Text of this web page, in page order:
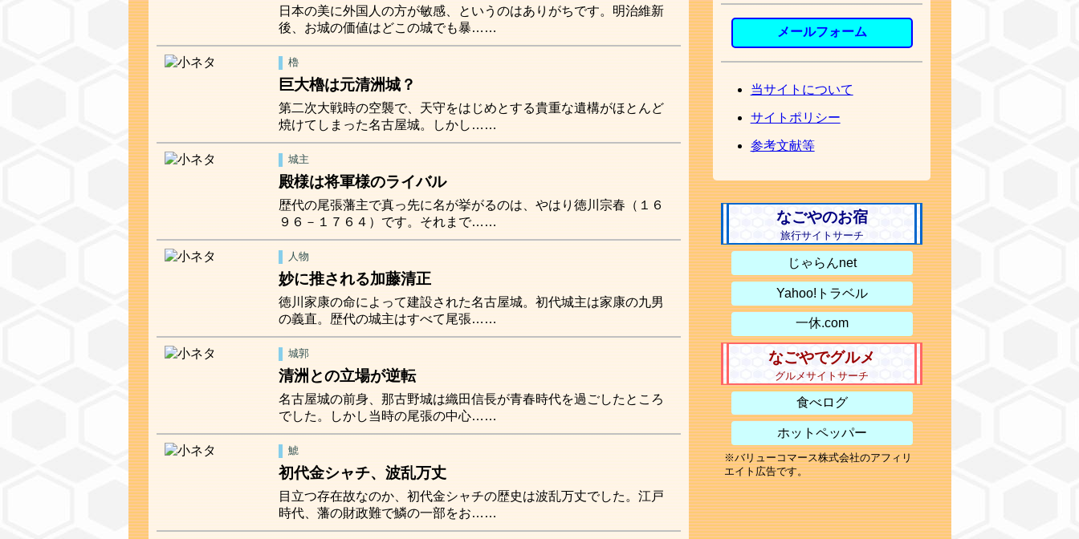
日本の美に外国人の方が敏感、というのはありがちです。明治維新
後、お城の価値はどこの城でも暴……
櫓
巨大櫓は元清洲城？
第二次大戦時の空襲で、天守をはじめとする貴重な遺構がほとんど
焼けてしまった名古屋城。しかし……
城主
殿様は将軍様のライバル
歴代の尾張藩主で真っ先に名が挙がるのは、やはり徳川宗春（１６
９６－１７６４）です。それまで……
人物
妙に推される加藤清正
徳川家康の命によって建設された名古屋城。初代城主は家康の九男
の義直。歴代の城主はすべて尾張……
城郭
清洲との立場が逆転
名古屋城の前身、那古野城は織田信長が青春時代を過ごしたところ
でした。しかし当時の尾張の中心……
鯱
初代金シャチ、波乱万丈
目立つ存在故なのか、初代金シャチの歴史は波乱万丈でした。江戸
時代、藩の財政難で鱗の一部をお……
メールフォーム
当サイトについて
サイトポリシー
参考文献等
なごやのお宿
旅行サイトサーチ
じゃらんnet
Yahoo!トラベル
一休.com
なごやでグルメ
グルメサイトサーチ
食べログ
ホットペッパー
※バリューコマース株式会社のアフィリ
エイト広告です。